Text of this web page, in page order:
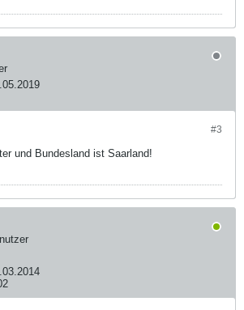
#3
und Bundesland ist Saarland!